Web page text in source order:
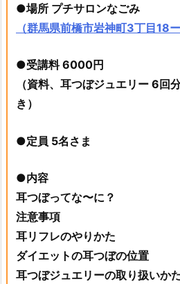
●場所 プチサロンなごみ
（群馬県前橋市岩神町3丁目18ー
●受講料 6000円
（資料、耳つぼジュエリー 6回
き）
●定員 5名さま
●内容
耳つぼってな〜に？
注意事項
耳リフレのやりかた
ダイエットの耳つぼの位置
耳つぼジュエリーの取り扱いか